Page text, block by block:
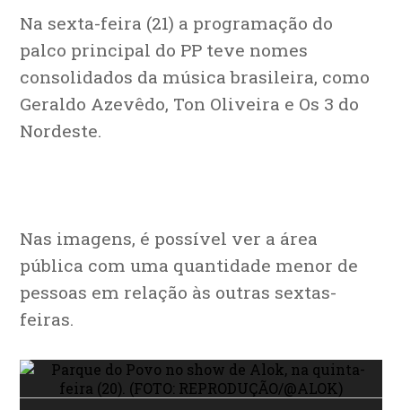
Na sexta-feira (21) a programação do
palco principal do PP teve nomes
consolidados da música brasileira, como
Geraldo Azevêdo, Ton Oliveira e Os 3 do
Nordeste.
Nas imagens, é possível ver a área
pública com uma quantidade menor de
pessoas em relação às outras sextas-
feiras.